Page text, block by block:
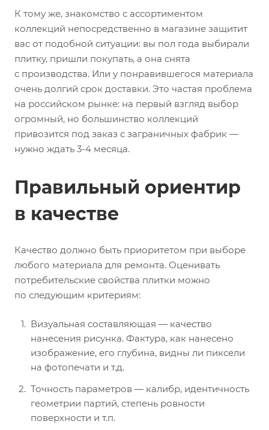
К тому же, знакомство с ассортиментом
коллекций непосредственно в магазине защитит
вас от подобной ситуации: вы пол года выбирали
плитку, пришли покупать, а она снята
с производства. Или у понравившегося материала
очень долгий срок доставки. Это частая проблема
на российском рынке: на первый взгляд выбор
огромный, но большинство коллекций
привозится под заказ с заграничных фабрик —
нужно ждать 3-4 месяца.
Правильный ориентир
в качестве
Качество должно быть приоритетом при выборе
любого материала для ремонта. Оценивать
потребительские свойства плитки можно
по следующим критериям:
Визуальная составляющая — качество
нанесения рисунка. Фактура, как нанесено
изображение, его глубина, видны ли пиксели
на фотопечати и т.д.
Точность параметров — калибр, идентичность
геометрии партий, степень ровности
поверхности и т.п.